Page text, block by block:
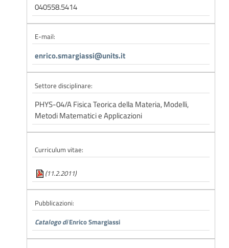
040558.5414
E-mail:
enrico.smargiassi@units.it
Settore disciplinare:
PHYS-04/A Fisica Teorica della Materia, Modelli,
Metodi Matematici e Applicazioni
Curriculum vitae:
(11.2.2011)
Pubblicazioni:
Catalogo diEnrico Smargiassi